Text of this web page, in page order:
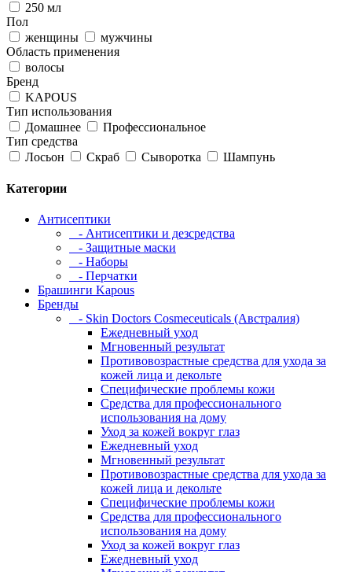
250 мл
Пол
женщины
мужчины
Область применения
волосы
Бренд
KAPOUS
Тип использования
Домашнее
Профессиональное
Тип средства
Лосьон
Скраб Сыворотка Шампунь
Категории
Антисептики
- Антисептики и дезсредства
- Защитные маски
- Наборы
- Перчатки
Брашинги Kapous
Бренды
- Skin Doctors Cosmeceuticals (Австралия)
Ежедневный уход
Мгновенный результат
Противовозрастные средства для ухода за
кожей лица и декольте
Специфические проблемы кожи
Средства для профессионального
использования на дому
Уход за кожей вокруг глаз
Ежедневный уход
Мгновенный результат
Противовозрастные средства для ухода за
кожей лица и декольте
Специфические проблемы кожи
Средства для профессионального
использования на дому
Уход за кожей вокруг глаз
Ежедневный уход